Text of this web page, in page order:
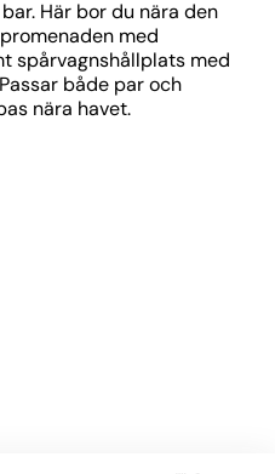
Här bor du nära den
med
spårvagnshållplats med
både par och
nära havet.